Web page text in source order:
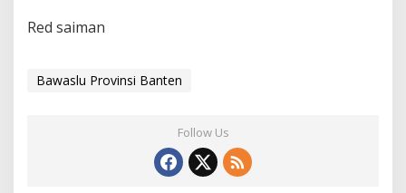
Red saiman
Bawaslu Provinsi Banten
Follow Us